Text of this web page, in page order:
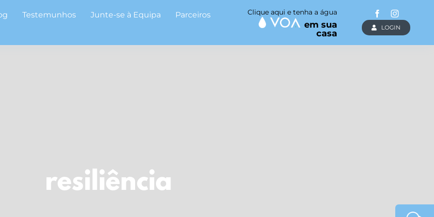
Testemunhos Junte-se à Equipa Parceiros Clique aqui e tenha a água
em sua
casa
LOGIN
resiliência